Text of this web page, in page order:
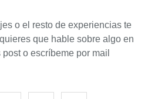
o el resto de experiencias te
que hable sobre algo en
o escríbeme por mail